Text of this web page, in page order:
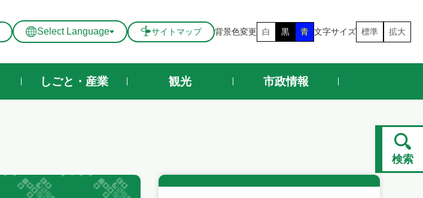
Select Language サイトマップ 背景色変更 白 黒 青 文字サイズ 標準 拡大
しごと・産業 観光 市政情報
検索